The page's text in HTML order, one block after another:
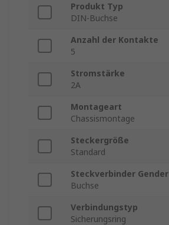
Produkt Typ
DIN-Buchse
Anzahl der Kontakte
5
Stromstärke
2A
Montageart
Chassismontage
Steckergröße
Standard
Steckverbinder Gender
Buchse
Verbindungstyp
Sicherungsring